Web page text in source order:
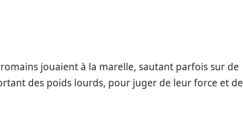
jouaient à la marelle, sautant parfois sur de
des poids lourds, pour juger de leur force et de